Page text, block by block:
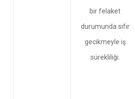
bir felaket
durumunda sıfır
gecikmeyle iş
sürekliliği.